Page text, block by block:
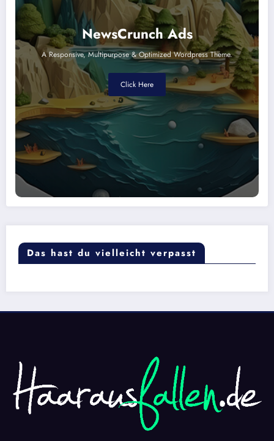
NewsCrunch Ads
A Responsive, Multipurpose & Optimized Wordpress Theme.
Click Here
Das hast du vielleicht verpasst